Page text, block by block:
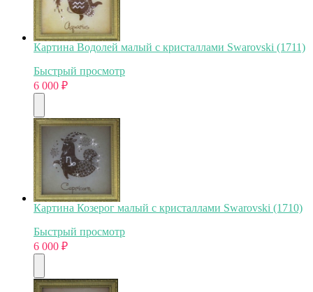
Картина Водолей малый с кристаллами Swarovski (1711)
Быстрый просмотр
6 000 ₽
Картина Козерог малый с кристаллами Swarovski (1710)
Быстрый просмотр
6 000 ₽